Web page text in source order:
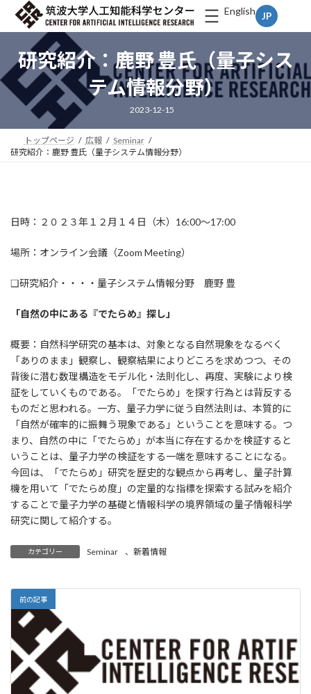
テ
へ
ス
プ
ゲ
ョ
ン
動
English
研究紹介：鹿野 豊氏（量子シス
テム情報分野）
2023-12-15
トップページ 広報
Seminar
研究紹介：鹿野 豊氏（量子システム情報分野）
日時：２０２３年１２月１４日（木）16:00～17:00
場所：オンライン会議（Zoom Meeting）
❑研究紹介・・・・量子システム情報分野 鹿野 豊
「自然の中にある『でたらめ』探し」
概要：自然科学研究の基本は、対象となる自然現象をなるべく
「ありのまま」観察し、観察結果によりどころを求めつつ、その
背後に潜む数理構造をモデル化・法則化し、再度、実験により検
証をしていくものである。「でたらめ」を探す行為とは背反する
ものだと思われる。一方、量子力学に従う自然法則は、本質的に
「自然が確率的に振舞う現象である」ということを意味する。つ
まり、自然の中に「でたらめ」が本当に存在するかを検証すると
いうことは、量子力学の検証をする一端を意味することになる。
今回は、「でたらめ」研究を歴史的な観点から再考し、量子計算
機を用いて「でたらめ度」の定量的な指標を探索する試みを紹介
することで量子力学の基礎と情報科学の境界領域の量子情報科学
研究に関して紹介する。
カテゴリー Seminar 、 新着情報
前の記事